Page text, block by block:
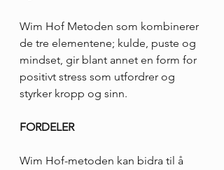
Wim Hof Metoden som kombinerer
de tre elementene; kulde, puste og
mindset, gir blant annet en form for
positivt stress som utfordrer og
styrker kropp og sinn.
FORDELER
Wim Hof-metoden kan bidra til å